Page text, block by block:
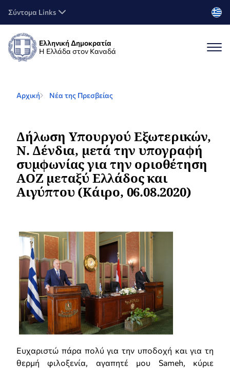
Σύντομα Links
Ελληνική Δημοκρατία
Η Ελλάδα στον Καναδά
Αρχική Νέα της Πρεσβείας
Δήλωση Υπουργού Εξωτερικών,
Ν. Δένδια, μετά την υπογραφή
συμφωνίας για την οριοθέτηση
AOZ μεταξύ Ελλάδος και
Αιγύπτου (Κάιρο, 06.08.2020)
Ευχαριστώ πάρα πολύ για την υποδοχή και για τη
θερμή φιλοξενία, αγαπητέ μου Sameh, κύριε